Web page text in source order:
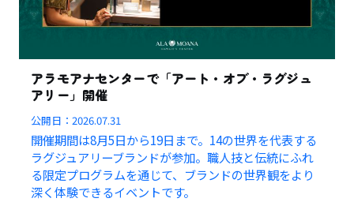
アラモアナセンターで「アート・オブ・ラグジュ
アリー」開催
公開日：2026.07.31
開催期間は8月5日から19日まで。14の世界を代表する
ラグジュアリーブランドが参加。職人技と伝統にふれ
る限定プログラムを通じて、ブランドの世界観をより
深く体験できるイベントです。